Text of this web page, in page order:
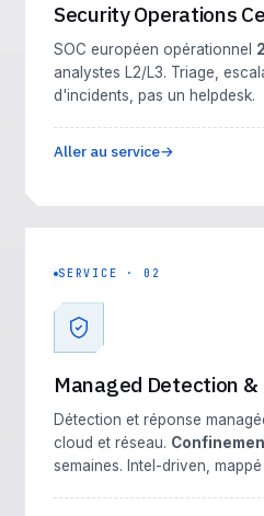
Security Operations
SOC européen opérationnel
analystes L2/L3. Triage,
d'incidents, pas un helpdesk.
Aller au service
SERVICE · 02
Managed Detection &
Détection et réponse
cloud et réseau.
semaines. Intel-driven, mappé